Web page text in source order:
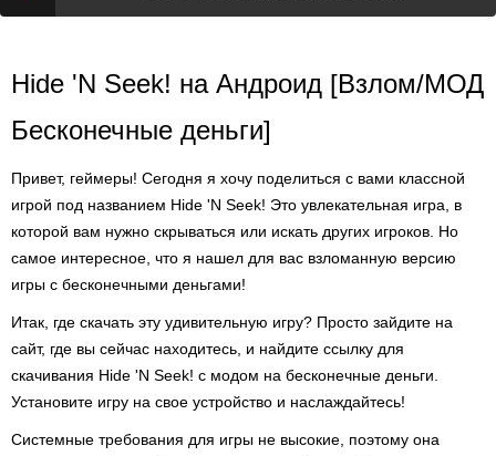
Hide 'N Seek! на Андроид [Взлом/МОД
Бесконечные деньги]
Привет, геймеры! Сегодня я хочу поделиться с вами классной
игрой под названием Hide 'N Seek! Это увлекательная игра, в
которой вам нужно скрываться или искать других игроков. Но
самое интересное, что я нашел для вас взломанную версию
игры с бесконечными деньгами!
Итак, где скачать эту удивительную игру? Просто зайдите на
сайт, где вы сейчас находитесь, и найдите ссылку для
скачивания Hide 'N Seek! с модом на бесконечные деньги.
Установите игру на свое устройство и наслаждайтесь!
Системные требования для игры не высокие, поэтому она